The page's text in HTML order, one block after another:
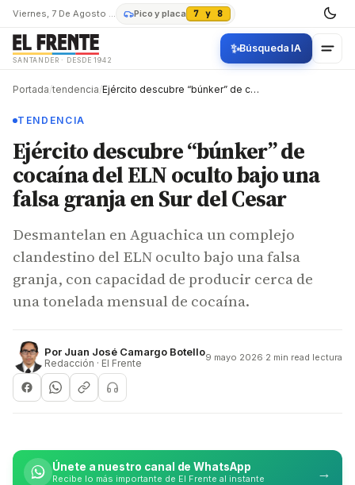
Pico y placa 7 y 8
SANTANDER · DESDE 1942
✨Búsqueda IA
Portada/tendencia/ Ejército descubre “búnker” de cocaína del ELN oculto bajo una falsa granja en Sur del Cesar
TENDENCIA
Ejército descubre “búnker” de
cocaína del ELN oculto bajo una
falsa granja en Sur del Cesar
Desmantelan en Aguachica un complejo
clandestino del ELN oculto bajo una falsa
granja, con capacidad de producir cerca de
una tonelada mensual de cocaína.
Por Juan José Camargo Botello
Redacción · El Frente 9 mayo 2026·2 min read lectura
Únete a nuestro canal de WhatsApp
Recibe lo más importante de El Frente al instante →